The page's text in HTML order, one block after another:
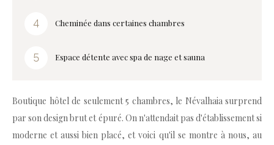
Cheminée dans certaines chambres
Espace détente avec spa de nage et sauna
Boutique hôtel de seulement 5 chambres, le Névalhaia surprend
par son design brut et épuré. On n'attendait pas d'établissement si
moderne et aussi bien placé, et voici qu'il se montre à nous, au